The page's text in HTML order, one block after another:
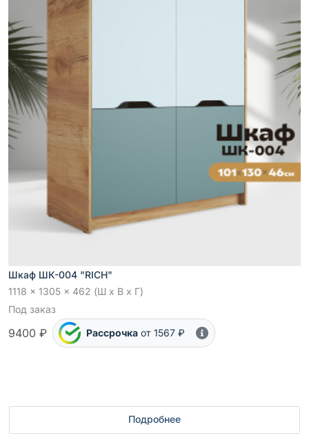
Шкаф ШК-004 "RICH"
1118 x 1305 x 462 (Ш x В x Г)
Под заказ
9400 ₽ Рассрочка от 1567 ₽
Подробнее